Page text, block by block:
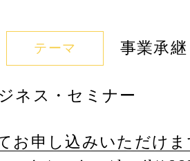
テーマ 事業承継
ネス・セミナー
お申し込みいただけま